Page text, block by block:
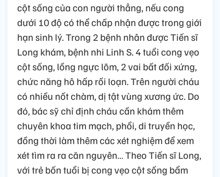
cột sống của con người thẳng, nếu cong
dưới 10 độ có thể chấp nhận được trong giới
hạn sinh lý. Trong 2 bệnh nhân được Tiến sĩ
Long khám, bệnh nhi Linh S. 4 tuổi cong vẹo
cột sống, lồng ngực lõm, 2 vai bất đối xứng,
chức năng hô hấp rối loạn. Trên người cháu
có nhiều nốt chàm, dị tật vùng xương ức. Do
đó, bác sỹ chỉ định cháu cần khám thêm
chuyên khoa tim mạch, phổi, di truyền học,
đồng thời làm thêm các xét nghiệm để xem
xét tìm ra ra căn nguyên… Theo Tiến sĩ Long,
với trẻ bốn tuổi bị cong vẹo cột sống bẩm